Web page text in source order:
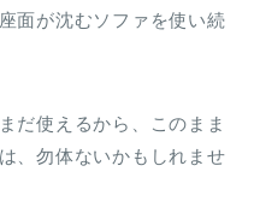
面が沈むソファを使い続
だ使えるから、このまま
、勿体ないかもしれませ